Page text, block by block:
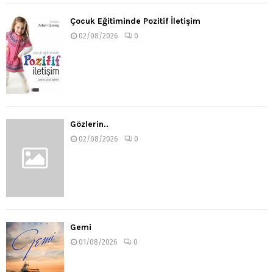
Çocuk Eğitiminde Pozitif İletişim
02/08/2026 0
Gözlerin..
02/08/2026 0
Gemi
01/08/2026 0